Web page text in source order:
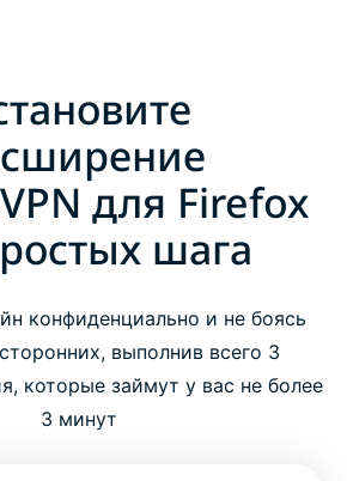
для Firefox
шага
конфиденциально и не боясь
выполнив всего 3
которые займут у вас не более
3 минут